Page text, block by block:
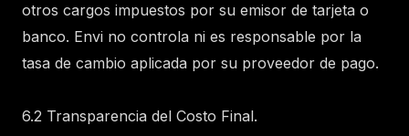
otros cargos impuestos por su emisor de tarjeta o
banco. Envi no controla ni es responsable por la
tasa de cambio aplicada por su proveedor de pago.
6.2 Transparencia del Costo Final.